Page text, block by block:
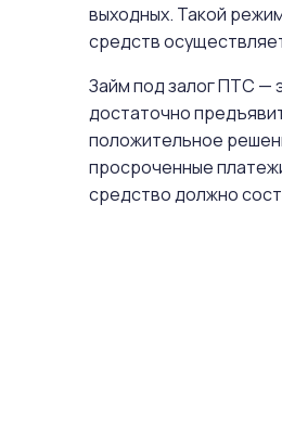
выходных. Такой
средств
Займ под залог ПТС —
достаточно
положительное
просроченные
средство должно